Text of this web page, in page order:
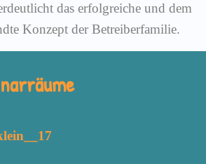
das erfolgreiche und dem
Konzept der Betreiberfamilie.